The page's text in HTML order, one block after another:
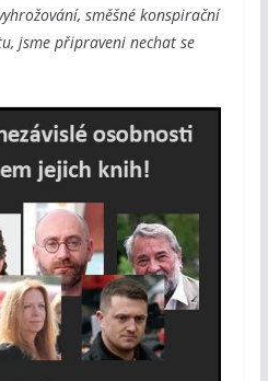
směšné konspirační
jsme připraveni nechat se